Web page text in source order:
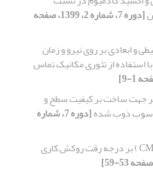
[دوره 7، شماره 2، 1399، صفحه
و ابعادی بر روی نیرو و زمان
استفاده از تئوری مکانیک تماس
جهت ساخت بر کیفیت سطح و
ذوب ‏شده [دوره 7، شماره
بررسی تاثیر روش ( CMT ) بر درجه رقت روکش کاری